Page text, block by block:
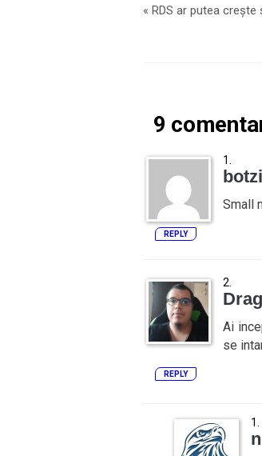
« RDS ar putea crește
9
botzi
Small
REPLY
Ai
se
REPLY